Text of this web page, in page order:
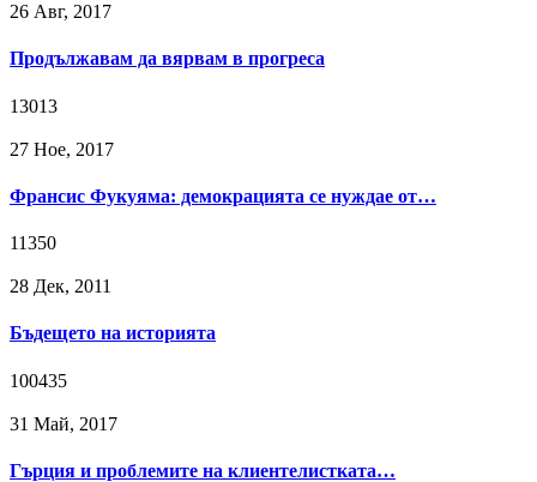
26 Авг, 2017
Продължавам да вярвам в прогреса
13013
27 Ное, 2017
Франсис Фукуяма: демокрацията се нуждае от…
11350
28 Дек, 2011
Бъдещето на историята
100435
31 Май, 2017
Гърция и проблемите на клиентелистката…